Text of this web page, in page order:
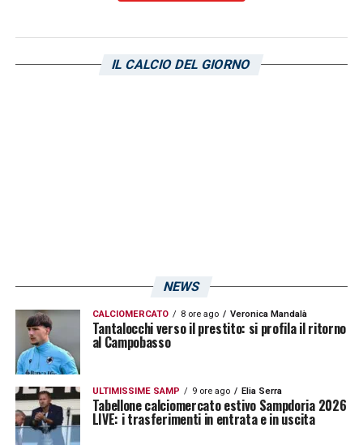
LA PLAYLIST DELLE NOSTRE TOP NEWS
IL CALCIO DEL GIORNO
NEWS
CALCIOMERCATO 8 ore ago Veronica Mandalà
Tantalocchi verso il prestito: si profila il ritorno
al Campobasso
ULTIMISSIME SAMP 9 ore ago Elia Serra
Tabellone calciomercato estivo Sampdoria 2026
LIVE: i trasferimenti in entrata e in uscita